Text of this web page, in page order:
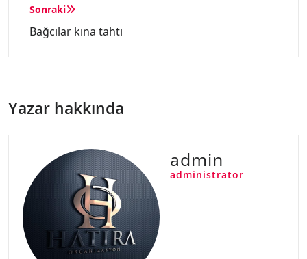
Sonraki
Bağcılar kına tahtı
Yazar hakkında
admin
administrator